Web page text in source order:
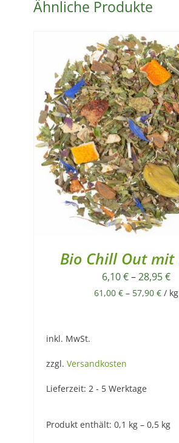
Ähnliche Produkte
Bio Chill Out mit
6,10€–28,95€
61,00 €– 57,90 €/ kg
inkl. MwSt.
zzgl. Versandkosten
Lieferzeit: 2 - 5 Werktage
Produkt enthält: 0,1 kg – 0,5 kg